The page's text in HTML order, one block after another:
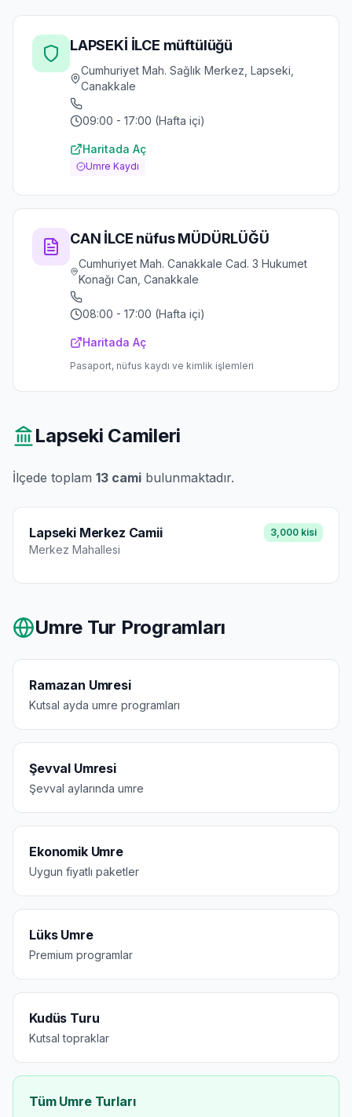
LAPSEKİ İLCE müftülüğü
Cumhuriyet Mah. Sağlık Merkez, Lapseki,
Canakkale
09:00 - 17:00 (Hafta içi)
Haritada Aç
Umre Kaydı
CAN İLCE nüfus MÜDÜRLÜĞÜ
Cumhuriyet Mah. Canakkale Cad. 3 Hukumet
Konağı Can, Canakkale
08:00 - 17:00 (Hafta içi)
Haritada Aç
Pasaport, nüfus kaydı ve kimlik işlemleri
Lapseki Camileri
İlçede toplam 13 cami bulunmaktadır.
Lapseki Merkez Camii
Merkez Mahallesi
3,000 kisi
Umre Tur Programları
Ramazan Umresi
Kutsal ayda umre programları
Şevval Umresi
Şevval aylarında umre
Ekonomik Umre
Uygun fiyatlı paketler
Lüks Umre
Premium programlar
Kudüs Turu
Kutsal topraklar
Tüm Umre Turları